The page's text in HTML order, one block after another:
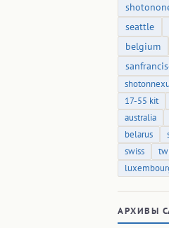
seattle
belgium
17-55 kit
australia
belarus
swiss
АРХИВЫ